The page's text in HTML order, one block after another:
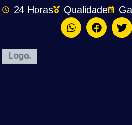
24 Horas Qualidade